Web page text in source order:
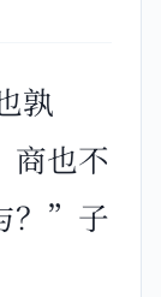
孰
也不
？”子